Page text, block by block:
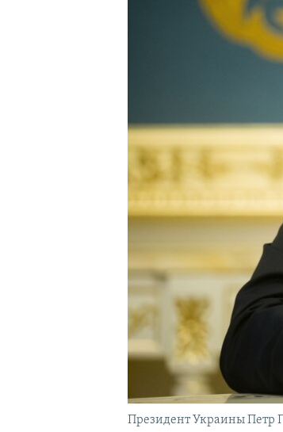
Президент Украины Петр